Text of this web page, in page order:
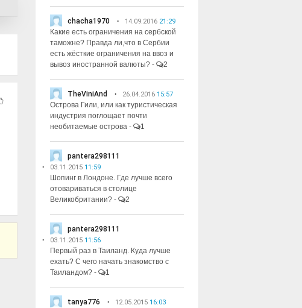
chacha1970 14.09.2016 21:29
Какие есть ограничения на сербской
таможне? Правда ли,что в Сербии
есть жёсткие ограничения на ввоз и
вывоз иностранной валюты? - 2
TheViniAnd 26.04.2016 15:57
Острова Гили, или как туристическая
индустрия поглощает почти
необитаемые острова - 1
pantera298111
03.11.2015 11:59
Шопинг в Лондоне. Где лучше всего
отовариваться в столице
Великобритании? - 2
pantera298111
03.11.2015 11:56
Первый раз в Таиланд. Куда лучше
ехать? С чего начать знакомство с
Таиландом? - 1
tanya776 12.05.2015 16:03